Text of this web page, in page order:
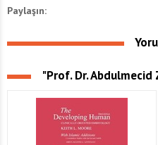
Paylaşın:
"Prof. Dr. Abdulmecid